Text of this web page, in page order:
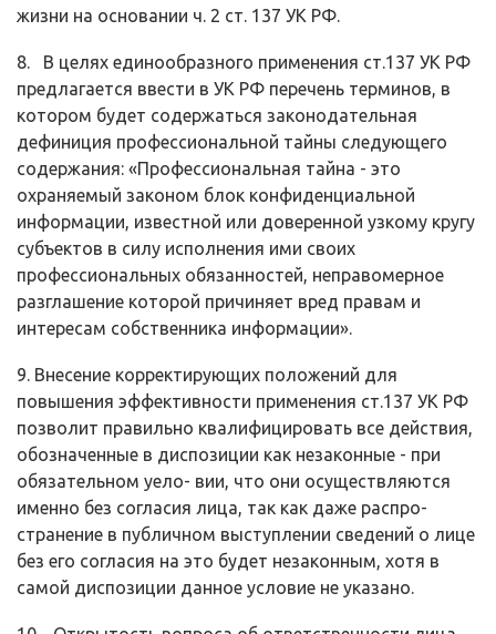
жизни на основании ч. 2 ст. 137 УК РФ.
8. В целях единообразного применения ст.137 УК РФ
предлагается вве­сти в УК РФ перечень терминов, в
котором будет содержаться законодатель­ная
дефиниция профессиональной тайны следующего
содержания: «Профес­сиональная тайна - это
охраняемый законом блок конфиденциальной
инфор­мации, известной или доверенной узкому кругу
субъектов в силу исполнения ими своих
профессиональных обязанностей, неправомерное
разглашение ко­торой причиняет вред правам и
интересам собственника информации».
9. Внесение корректирующих положений для
повышения эффективно­сти применения ст.137 УК РФ
позволит правильно квалифицировать все дей­ствия,
обозначенные в диспозиции как незаконные - при
обязательном уело- вии, что они осуществляются
именно без согласия лица, так как даже распро­
странение в публичном выступлении сведений о лице
без его согласия на это будет незаконным, хотя в
самой диспозиции данное условие не указано.